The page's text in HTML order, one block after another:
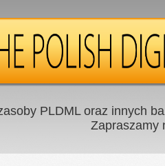
PLDML oraz innych
Zapraszamy